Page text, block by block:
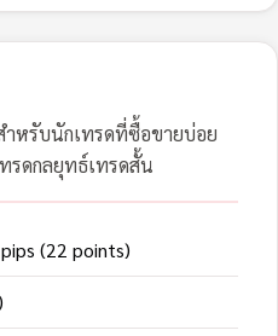
หรับนักเทรดที่ซื้อขายบ่อย
รดกลยุทธ์เทรดสั้น
(22 points)